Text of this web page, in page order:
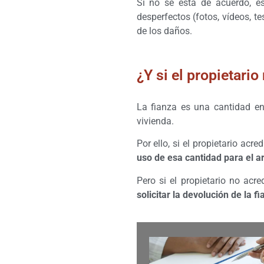
Si no se está de acuerdo,
desperfectos (fotos, vídeos,
de los daños.
¿Y si el propietario
La fianza es una cantidad
vivienda.
Por ello, si el propietario
uso de esa cantidad para el
Pero si el propietario no
solicitar la devolución de la